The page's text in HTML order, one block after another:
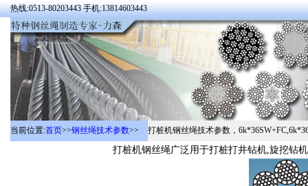
热线:0513-80203443 手机:13814603443
当前位置:首页>>钢丝绳技术参数>> 打桩机钢丝绳技术参数，
打桩机钢丝绳广泛用于打桩打井钻机,旋挖钻